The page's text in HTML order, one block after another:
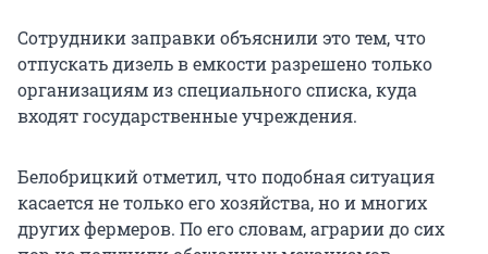
Сотрудники заправки объяснили это тем, что
отпускать дизель в емкости разрешено только
организациям из специального списка, куда
входят государственные учреждения.
Белобрицкий отметил, что подобная ситуация
касается не только его хозяйства, но и многих
других фермеров. По его словам, аграрии до сих